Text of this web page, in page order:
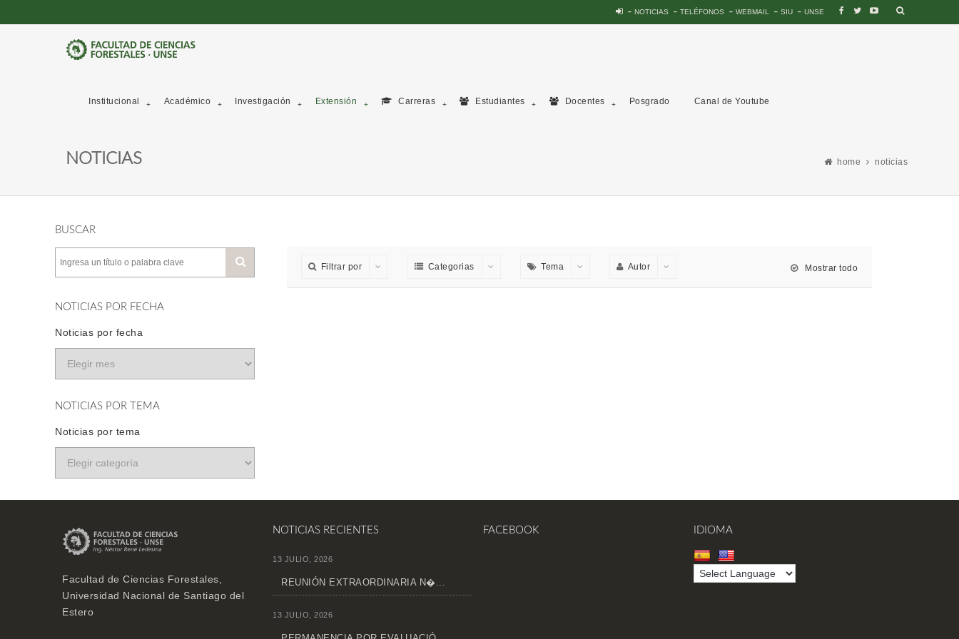
NOTICIAS TELÉFONOS WEBMAIL SIU UNSE
Institucional Académico Investigación Extensión Carreras Estudiantes Docentes Posgrado Canal de Youtube
NOTICIAS home noticias
BUSCAR
NOTICIAS POR FECHA
Noticias por fecha
NOTICIAS POR TEMA
Noticias por tema
Filtrar por Categorias Tema Autor Mostrar todo
Facultad de Ciencias Forestales,
Universidad Nacional de Santiago del
Estero
NOTICIAS RECIENTES
13 JULIO, 2026
REUNIÓN EXTRAORDINARIA N�...
13 JULIO, 2026
FACEBOOK IDIOMA